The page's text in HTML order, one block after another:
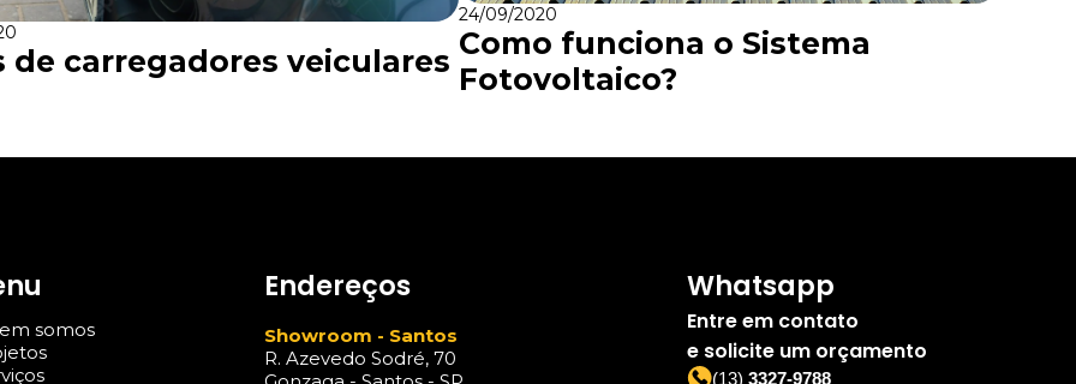
de carregadores veiculares
24/09/2020
Como funciona o Sistema
Fotovoltaico?
somos
Endereços
Showroom - Santos
R. Azevedo Sodré, 70
Whatsapp
Entre em contato
e solicite um orçamento
(13) 3327-9788